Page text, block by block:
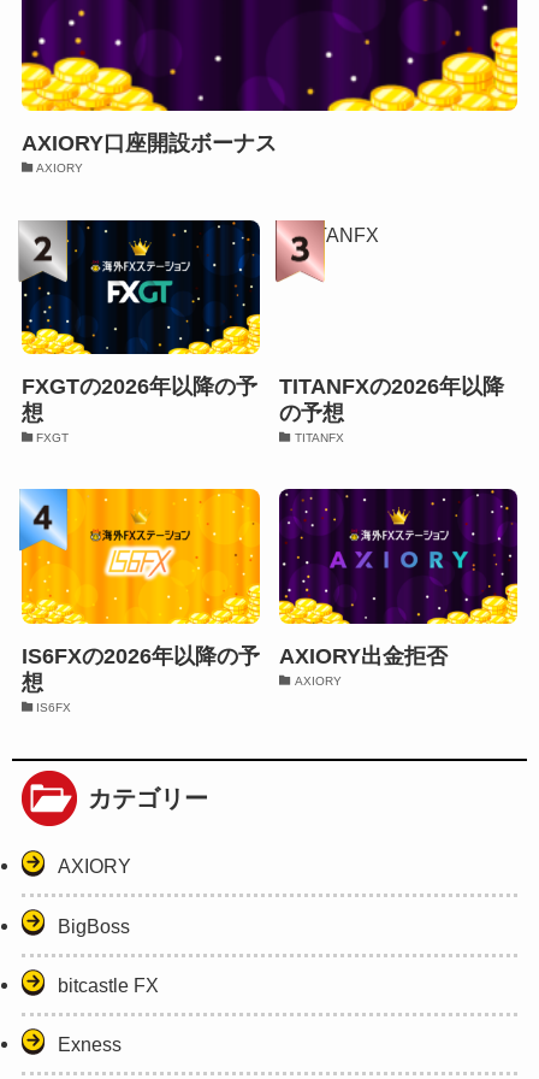
AXIORY口座開設ボーナス
AXIORY
FXGTの2026年以降の予
想
FXGT
TITANFXの2026年以降
の予想
TITANFX
IS6FXの2026年以降の予
想
IS6FX
AXIORY出金拒否
AXIORY
カテゴリー
AXIORY
BigBoss
bitcastle FX
Exness